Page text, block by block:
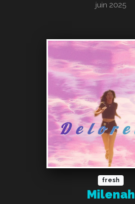
juin 2025
fresh
Milenah